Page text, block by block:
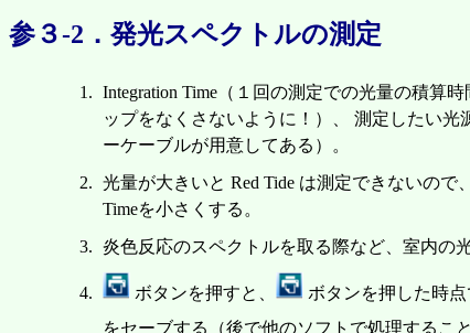
参３-2．発光スペクトルの測定
Integration Time（１回の測定での光量の積算
ップをなくさないように！）、 測定したい
ーケーブルが用意してある）。
光量が大きいと Red Tide は測定できないので
Timeを小さくする。
炎色反応のスペクトルを取る際など、室内の
ボタンを押すと、 ボタンを押した時
をセーブする（後で他のソフトで処理するこ